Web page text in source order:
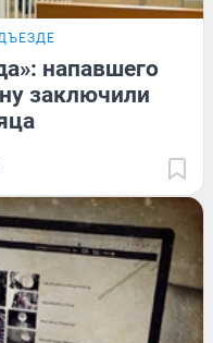
напавшего
заключили